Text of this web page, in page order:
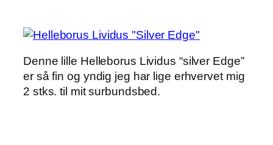
Denne lille Helleborus Lividus “silver Edge”
er så fin og yndig jeg har lige erhvervet mig
2 stks. til mit surbundsbed.